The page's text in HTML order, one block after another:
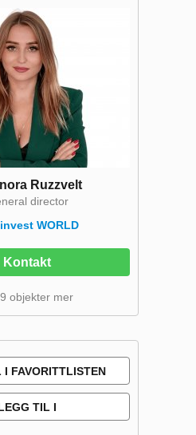
Ruzzvelt
director
WORLD
Kontakt
objekter mer
I FAVORITTLISTEN
TIL I